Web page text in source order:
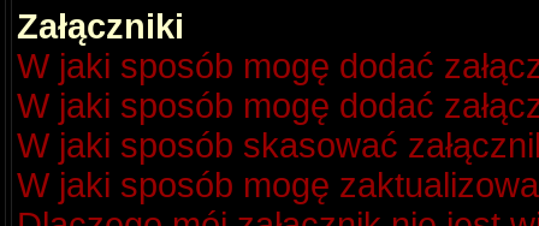
Załączniki
W jaki sposób mogę dodać
W jaki sposób mogę dodać
W jaki sposób skasować
W jaki sposób mogę